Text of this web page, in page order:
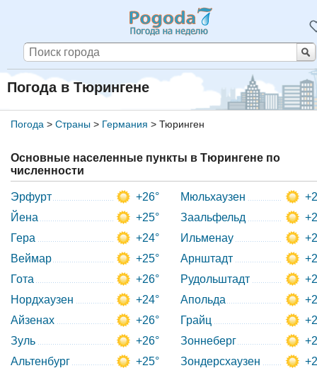
Погода в Тюрингене
Погода > Страны> Германия > Тюринген
Основные населенные пункты в Тюрингене по
численности
Эрфурт
+26°
Йена
+25°
Гера
+24°
Веймар
+25°
Гота
+26°
Нордхаузен
+24°
Айзенах
+26°
Зуль
+26°
Альтенбург
+25°
Мюльхаузен
Заальфельд
Ильменау
Арнштадт
Рудольштадт
Апольда
Грайц
Зоннеберг
Зондерсхаузен